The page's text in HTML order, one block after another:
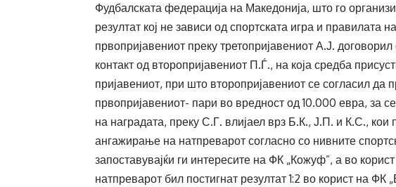
Фудбалската федерација на Македонија, што го
резултат кој не зависи од спортската игра и правилата
првопријавениот преку третопријавениот А.Ј.
контакт од второпријавениот П.Ѓ., на која средба
пријавениот, при што второпријавениот се согласил
првопријавениот- пари во вредност од 10.000 евра, за
на наградата, преку С.Г. влијаел врз Б.К., Ј.П. и К.С.,
ангажирање на натпреварот согласно со нивните
запоставувајќи ги интересите на ФК „Кожуф”, а во
натпреварот бил постигнат резултат 1:2 во корист на